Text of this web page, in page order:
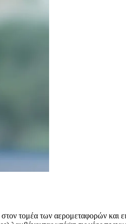
τομέα των αερομεταφορών και